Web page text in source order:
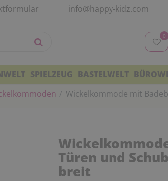
info@happy-kidz.com
0
SPIELZEUG BASTELWELT
Wickelkommode mit
Türen und
breit